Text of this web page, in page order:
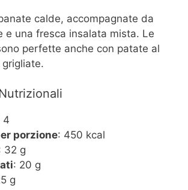
calde, accompagnate da
e una fresca insalata mista. Le
perfette anche con patate al
4
porzione: 450 kcal
32 g
: 20 g
g